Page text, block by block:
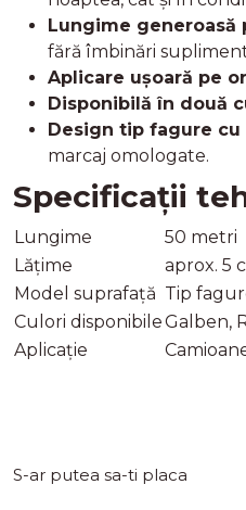
Lungime generoasă
fără îmbinări
Aplicare ușoară pe
Disponibilă în două
Design tip fagure
marcaj omologate.
Specificații
Lungime
50 metri
Lățime
aprox. 5
Model suprafață Tip
Culori disponibileGalben,
Aplicație
S-ar putea sa-ti placa